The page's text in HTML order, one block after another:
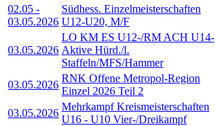
02.05 -
03.05.2026
Südhess. Einzelmeisterschaften
U12-U20, M/F
03.05.2026
LO KM ES U12-/RM ACH U14-
Aktive Hürd./l.
Staffeln/MFS/Hammer
03.05.2026
RNK Offene Metropol-Region
Einzel 2026 Teil 2
03.05.2026
Mehrkampf Kreismeisterschaften
U16 - U10 Vier-/Dreikampf